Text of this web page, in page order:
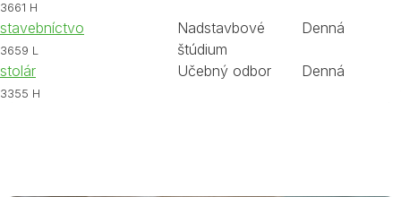
3661 H
stavebníctvo
3659 L
Nadstavbové
štúdium
Denná
stolár
3355 H
Učebný odbor Denná